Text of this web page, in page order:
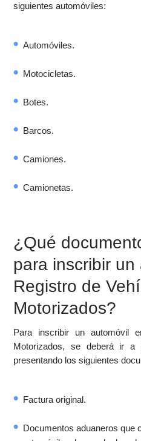
siguientes automóviles:
Automóviles.
Motocicletas.
Botes.
Barcos.
Camiones.
Camionetas.
¿Qué
para inscribir
Registro de
Motorizados?
Para inscribir un automóvil
Motorizados, se deberá ir a
presentando los siguientes
Factura original.
Documentos aduaneros que